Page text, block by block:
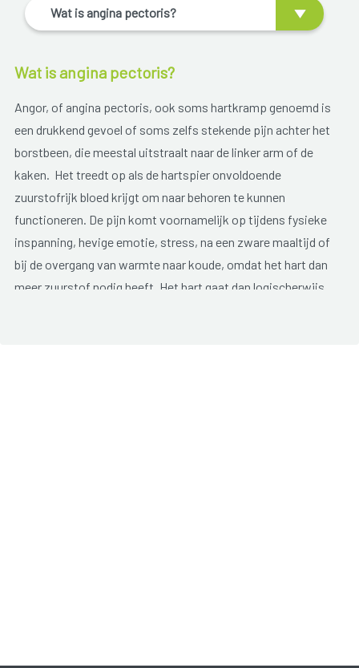
Wat is angina pectoris?
Wat is angina pectoris?
Angor, of angina pectoris, ook soms hartkramp genoemd is
een drukkend gevoel of soms zelfs stekende pijn achter het
borstbeen, die meestal uitstraalt naar de linker arm of de
kaken. Het treedt op als de hartspier onvoldoende
zuurstofrijk bloed krijgt om naar behoren te kunnen
functioneren. De pijn komt voornamelijk op tijdens fysieke
inspanning, hevige emotie, stress, na een zware maaltijd of
bij de overgang van warmte naar koude, omdat het hart dan
meer zuurstof nodig heeft. Het hart gaat dan logischerwijs